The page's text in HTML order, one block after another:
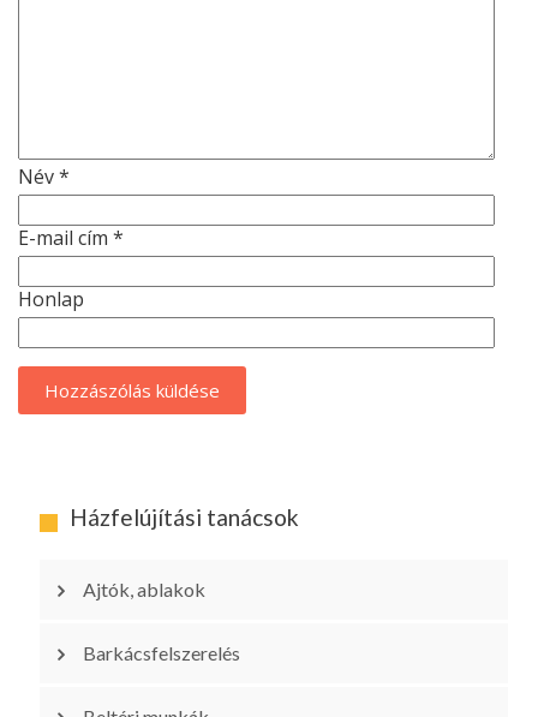
Név*
E-mail cím *
Honlap
Házfelújítási tanácsok
Ajtók, ablakok
Barkácsfelszerelés